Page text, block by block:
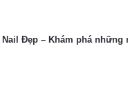
Nail Đẹp – Khám phá